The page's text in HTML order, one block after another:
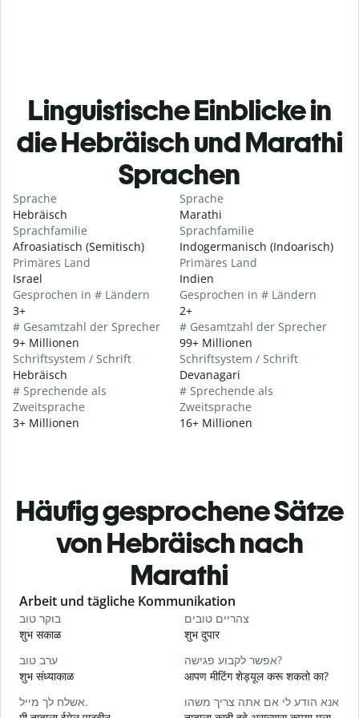
Linguistische Einblicke in
die Hebräisch und Marathi
Sprachen
Sprache
Hebräisch
Sprachfamilie
Afroasiatisch (Semitisch)
Primäres Land
Israel
Gesprochen in # Ländern
3+
# Gesamtzahl der Sprecher
9+ Millionen
Schriftsystem / Schrift
Hebräisch
# Sprechende als
Zweitsprache
3+ Millionen
Sprache
Marathi
Sprachfamilie
Indogermanisch (Indoarisch)
Primäres Land
Indien
Gesprochen in # Ländern
2+
# Gesamtzahl der Sprecher
99+ Millionen
Schriftsystem / Schrift
Devanagari
# Sprechende als
Zweitsprache
16+ Millionen
Häufig gesprochene Sätze
von Hebräisch nach
Marathi
Slide 1 of 6
Arbeit und tägliche Kommunikation
בוקר טוב
शुभ सकाळ
צהריים טובים
शुभ दुपार
ערב טוב
शुभ संध्याकाळ
אפשר לקבוע פגישה?
आपण मीटिंग शेड्यूल करू शकतो का?
אשלח לך מייל.
אנא הודע לי אם אתה צריך משהו